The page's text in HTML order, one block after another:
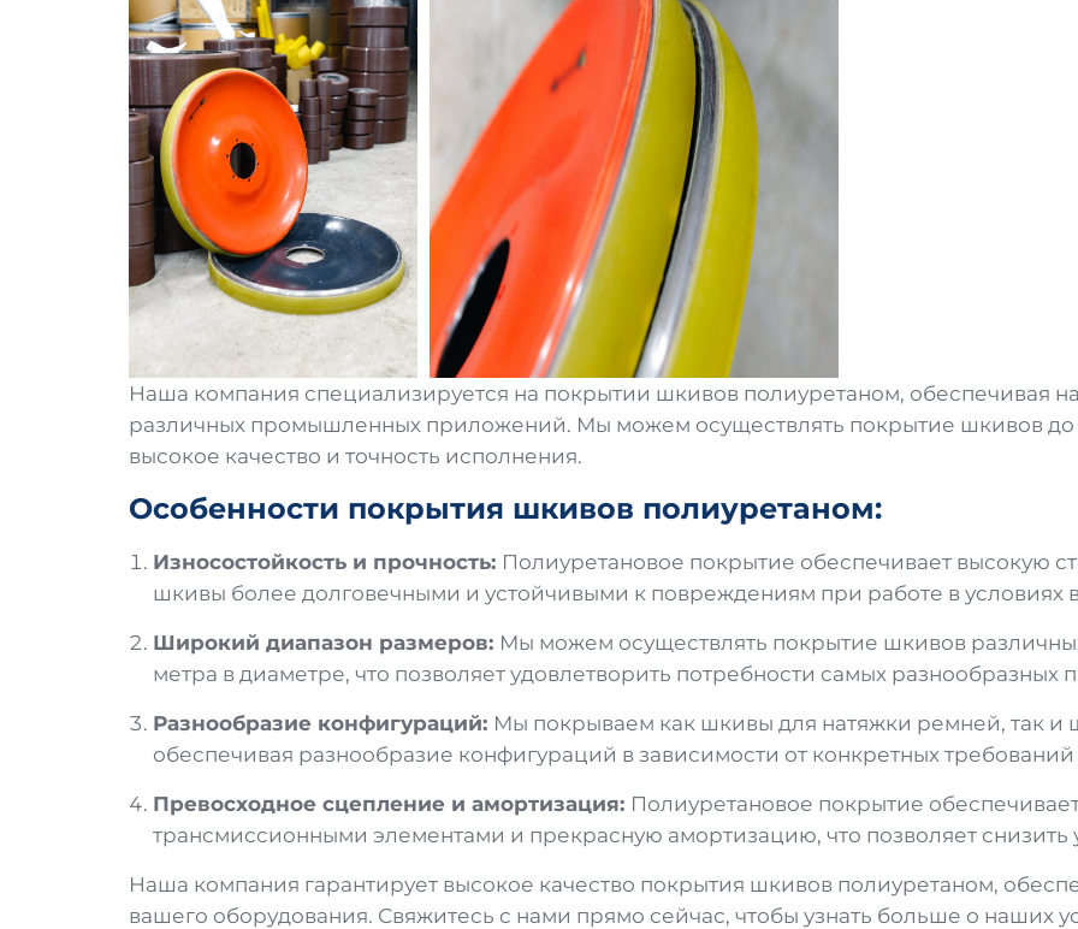
Наша компания специализируется на покрытии шкивов полиуретаном, обеспечивая
различных промышленных приложений. Мы можем осуществлять покрытие шкивов до
высокое качество и точность исполнения.
Особенности покрытия шкивов полиуретаном:
Износостойкость и прочность: Полиуретановое покрытие обеспечивает высокую
шкивы более долговечными и устойчивыми к повреждениям при работе в условиях
Широкий диапазон размеров: Мы можем осуществлять покрытие шкивов
метра в диаметре, что позволяет удовлетворить потребности самых разнообразных
Разнообразие конфигураций: Мы покрываем как шкивы для натяжки ремней, так и
обеспечивая разнообразие конфигураций в зависимости от конкретных
Превосходное сцепление и амортизация: Полиуретановое покрытие
трансмиссионными элементами и прекрасную амортизацию, что позволяет
Наша компания гарантирует высокое качество покрытия шкивов полиуретаном,
вашего оборудования. Свяжитесь с нами прямо сейчас, чтобы узнать больше о наших